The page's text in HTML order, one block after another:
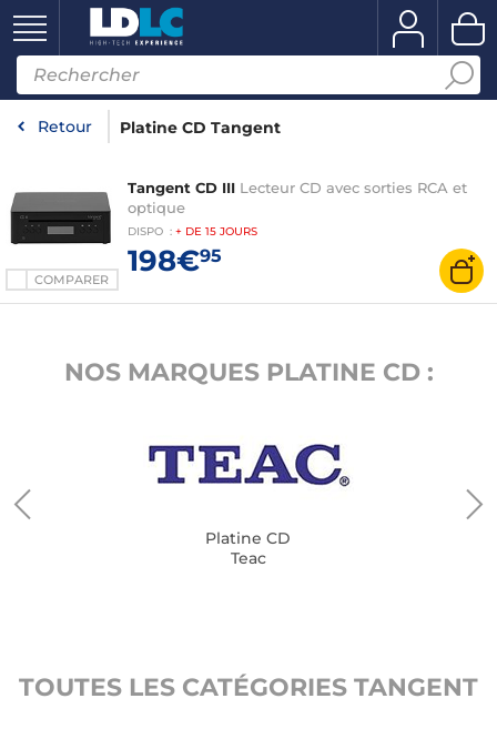
Retour Platine CD Tangent
COMPARER
Tangent CD III Lecteur CD avec sorties RCA et
optique
DISPO : + DE 15 JOURS
198€95
NOS MARQUES PLATINE CD :
Platine CD
Teac
TOUTES LES CATÉGORIES TANGENT